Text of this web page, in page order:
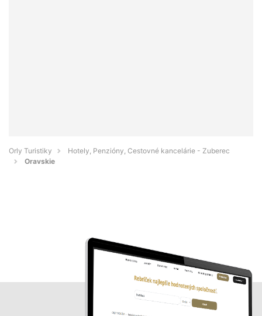
Orly Turistiky
Hotely, Penzióny, Cestovné kancelárie - Zuberec
Oravskie